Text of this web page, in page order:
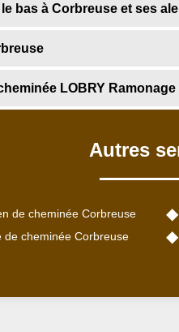
bas à Corbreuse et ses
LOBRY Ramonage
Autres
de cheminée Corbreuse
de cheminée Corbreuse